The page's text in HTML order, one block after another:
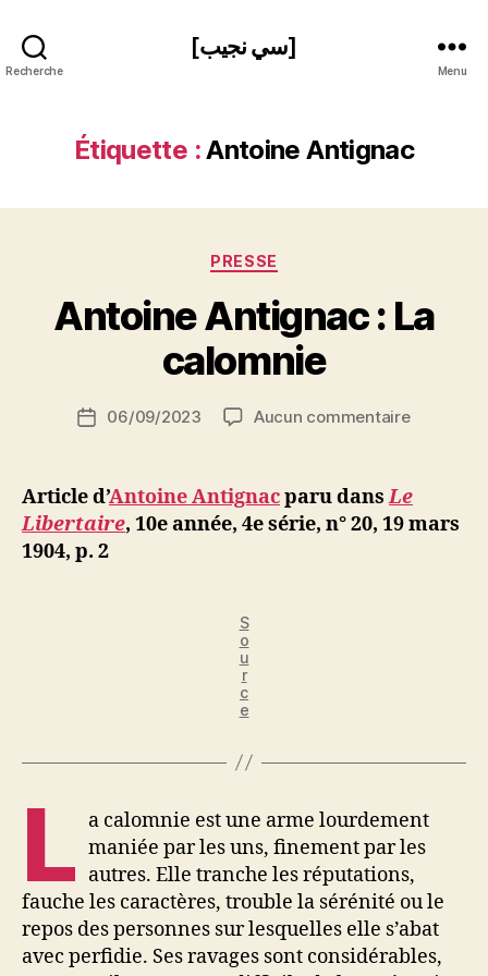
Recherche
[سي نجيب]
Menu
Étiquette :Antoine Antignac
Catégories
PRESSE
Antoine Antignac : La
calomnie
de
a
r
S
N
ji
b
Date06/09/2023 Aucun commentairesur
La
calomnie
Article d’Antoine Antignacparu dansLe
Libertaire, 10e année, 4e série, n° 20, 19 mars
1904, p. 2
S
o
u
r
c
e
L a calomnie est une arme lourdement
maniée par les uns, finement par les
autres. Elle tranche les réputations,
fauche les caractères, trouble la sérénité ou le
repos des personnes sur lesquelles elle s’abat
avec perfidie. Ses ravages sont considérables,